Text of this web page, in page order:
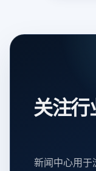
关注
新闻中心用于